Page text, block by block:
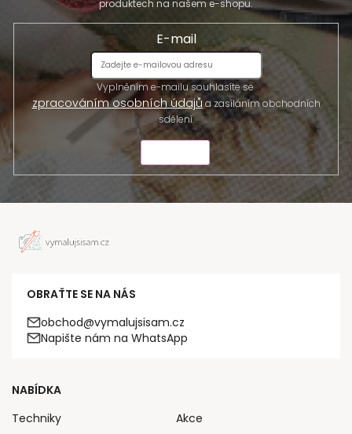
produktech na našem e-shopu.
E-mail
Vyplněním e-mailu souhlasíte se
zpracováním osobních údajůa zasíláním obchodních
sdělení.
OBRAŤTE SE NA NÁS
obchod@vymalujsisam.cz
Napište nám na WhatsApp
NABÍDKA
Techniky
Akce